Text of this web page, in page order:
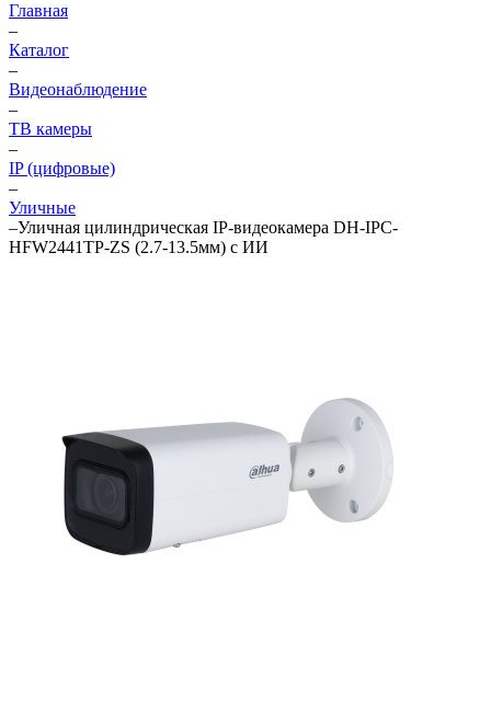
Главная
–
Каталог
–
Видеонаблюдение
–
ТВ камеры
–
IP (цифровые)
–
Уличные
–Уличная цилиндрическая IP-видеокамера DH-IPC-
HFW2441TP-ZS (2.7-13.5мм) с ИИ